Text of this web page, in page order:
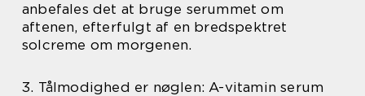
anbefales det at bruge serummet om
aftenen, efterfulgt af en bredspektret
solcreme om morgenen.
3. Tålmodighed er nøglen: A-vitamin serum